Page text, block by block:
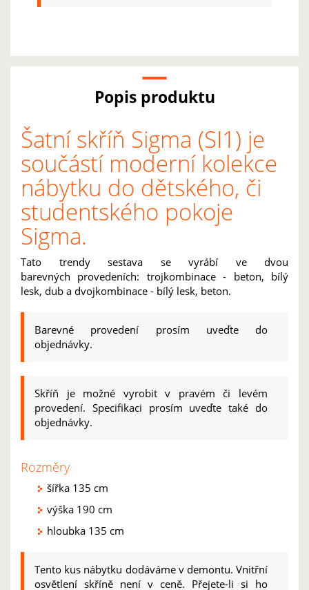
Popis produktu
Šatní skříň Sigma (SI1) je
součástí moderní kolekce
nábytku do dětského, či
studentského pokoje
Sigma.
Tato trendy sestava se vyrábí ve dvou
barevných provedeních: trojkombinace - beton, bílý
lesk, dub a dvojkombinace - bílý lesk, beton.
Barevné provedení prosím uveďte do
objednávky.
Skříň je možné vyrobit v pravém či levém
provedení. Specifikaci prosím uveďte také do
objednávky.
Rozměry
šířka 135 cm
výška 190 cm
hloubka 135 cm
Tento kus nábytku dodáváme v demontu. Vnitřní
osvětlení skříně není v ceně. Přejete-li si ho